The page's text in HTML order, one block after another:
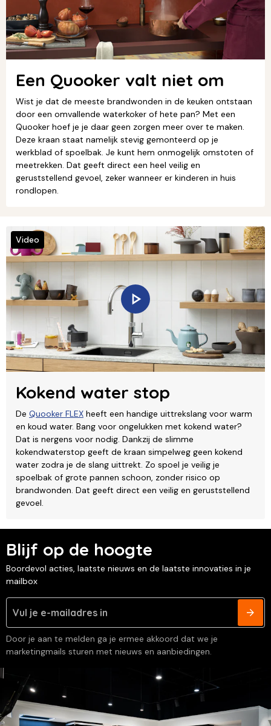
Een Quooker valt niet om
Wist je dat de meeste brandwonden in de keuken ontstaan
door een omvallende waterkoker of hete pan? Met een
Quooker hoef je je daar geen zorgen meer over te maken.
Deze kraan staat namelijk stevig gemonteerd op je
werkblad of spoelbak. Je kunt hem onmogelijk omstoten of
meetrekken. Dat geeft direct een heel veilig en
geruststellend gevoel, zeker wanneer er kinderen in huis
rondlopen.
Kokend water stop
De Quooker FLEX heeft een handige uittrekslang voor warm
en koud water. Bang voor ongelukken met kokend water?
Dat is nergens voor nodig. Dankzij de slimme
kokendwaterstop geeft de kraan simpelweg geen kokend
water zodra je de slang uittrekt. Zo spoel je veilig je
spoelbak of grote pannen schoon, zonder risico op
brandwonden. Dat geeft direct een veilig en geruststellend
gevoel.
Video
Blijf op de hoogte
Boordevol acties, laatste nieuws en de laatste innovaties in je
mailbox
Door je aan te melden ga je ermee akkoord dat we je
marketingmails sturen met nieuws en aanbiedingen.